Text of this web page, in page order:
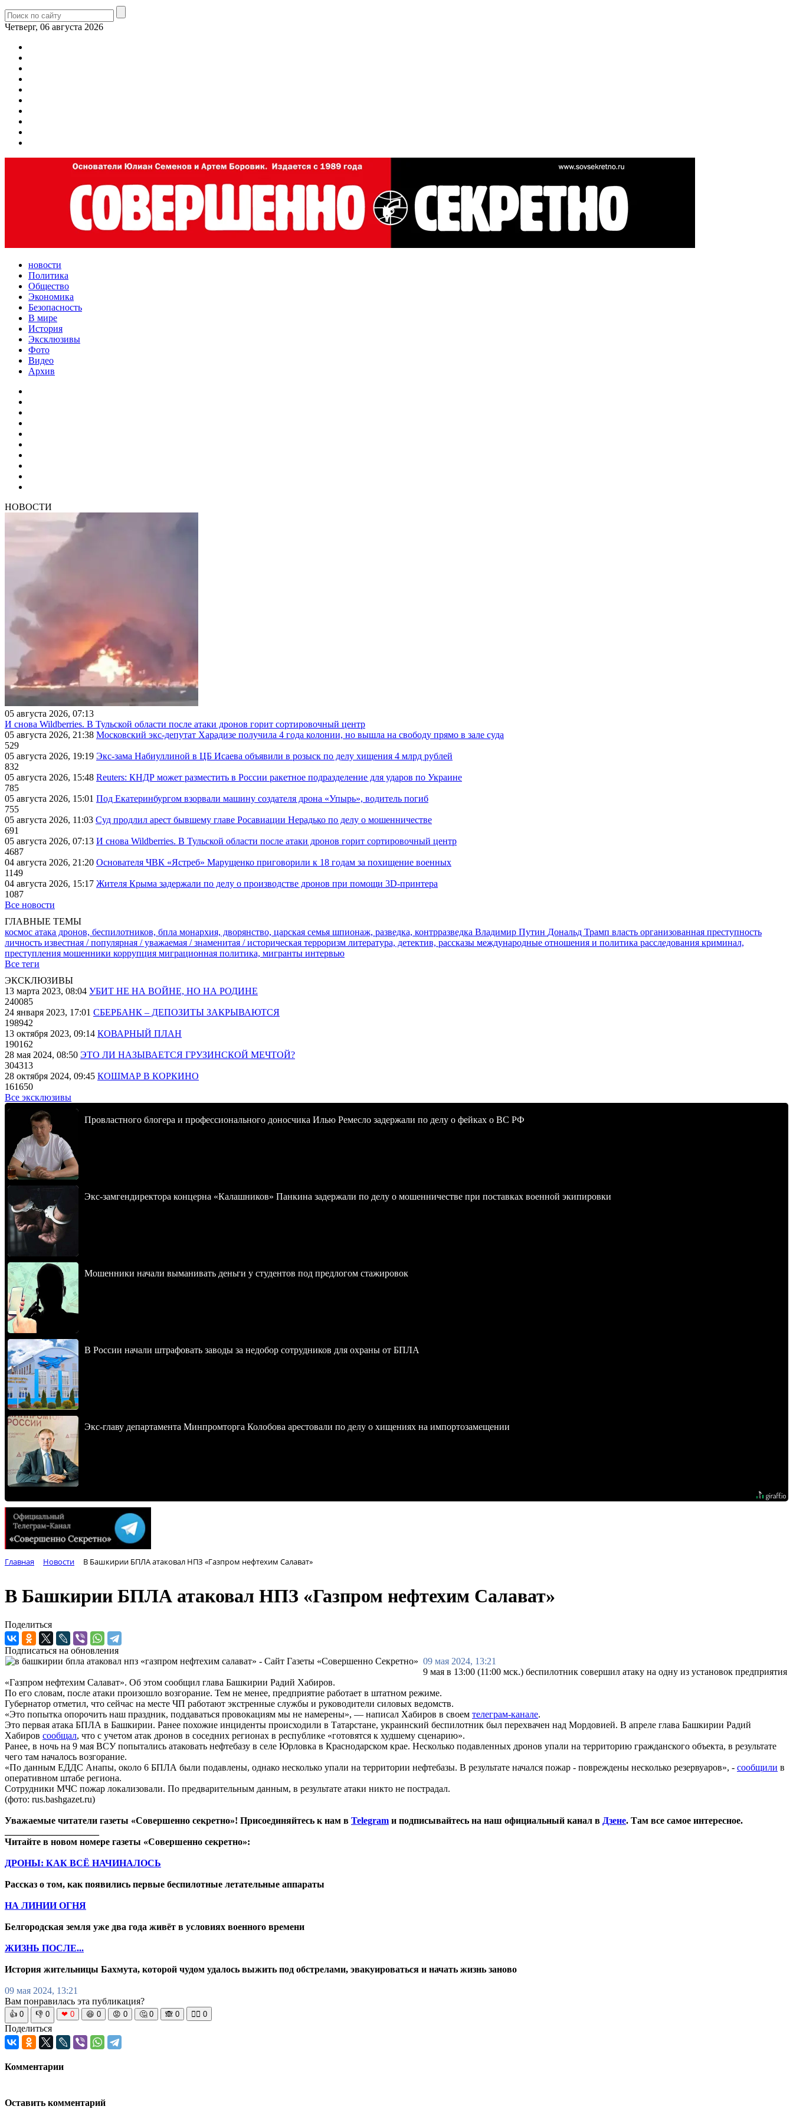
Четверг, 06 августа 2026
новости
Политика
Общество
Экономика
Безопасность
В мире
История
Эксклюзивы
Фото
Видео
Архив
НОВОСТИ
05 августа 2026, 07:13
И снова Wildberries. В Тульской области после атаки дронов горит сортировочный центр
05 августа 2026, 21:38 Московский экс-депутат Харадизе получила 4 года колонии, но вышла на свободу прямо в зале суда
529
05 августа 2026, 19:19 Экс-зама Набиуллиной в ЦБ Исаева объявили в розыск по делу хищения 4 млрд рублей
832
05 августа 2026, 15:48 Reuters: КНДР может разместить в России ракетное подразделение для ударов по Украине
785
05 августа 2026, 15:01 Под Екатеринбургом взорвали машину создателя дрона «Упырь», водитель погиб
755
05 августа 2026, 11:03 Суд продлил арест бывшему главе Росавиации Нерадько по делу о мошенничестве
691
05 августа 2026, 07:13 И снова Wildberries. В Тульской области после атаки дронов горит сортировочный центр
4687
04 августа 2026, 21:20 Основателя ЧВК «Ястреб» Марущенко приговорили к 18 годам за похищение военных
1149
04 августа 2026, 15:17 Жителя Крыма задержали по делу о производстве дронов при помощи 3D‑принтера
1087
Все новости
ГЛАВНЫЕ ТЕМЫ
космос атака дронов, беспилотников, бпла монархия, дворянство, царская семья шпионаж, разведка, контрразведка Владимир Путин Дональд Трамп власть организованная преступность
личность известная / популярная / уважаемая / знаменитая / историческая терроризм литература, детектив, рассказы международные отношения и политика расследования криминал,
преступления мошенники коррупция миграционная политика, мигранты интервью
Все теги
ЭКСКЛЮЗИВЫ
13 марта 2023, 08:04 УБИТ НЕ НА ВОЙНЕ, НО НА РОДИНЕ
240085
24 января 2023, 17:01 СБЕРБАНК – ДЕПОЗИТЫ ЗАКРЫВАЮТСЯ
198942
13 октября 2023, 09:14 КОВАРНЫЙ ПЛАН
190162
28 мая 2024, 08:50 ЭТО ЛИ НАЗЫВАЕТСЯ ГРУЗИНСКОЙ МЕЧТОЙ?
304313
28 октября 2024, 09:45 КОШМАР В КОРКИНО
161650
Все эксклюзивы
Провластного блогера и профессионального доносчика Илью Ремесло задержали по делу о фейках о ВС РФ
Экс-замгендиректора концерна «Калашников» Панкина задержали по делу о мошенничестве при поставках военной экипировки
Мошенники начали выманивать деньги у студентов под предлогом стажировок
В России начали штрафовать заводы за недобор сотрудников для охраны от БПЛА
Экс-главу департамента Минпромторга Колобова арестовали по делу о хищениях на импортозамещении
Главная Новости В Башкирии БПЛА атаковал НПЗ «Газпром нефтехим Салават»
В Башкирии БПЛА атаковал НПЗ «Газпром нефтехим Салават»
Поделиться
Подписаться на обновления
09 мая 2024, 13:21
9 мая в 13:00 (11:00 мск.) беспилотник совершил атаку на одну из установок предприятия
«Газпром нефтехим Салават». Об этом сообщил глава Башкирии Радий Хабиров.
По его словам, после атаки произошло возгорание. Тем не менее, предприятие работает в штатном режиме.
Губернатор отметил, что сейчас на месте ЧП работают экстренные службы и руководители силовых ведомств.
«Это попытка опорочить наш праздник, поддаваться провокациям мы не намерены», — написал Хабиров в своем телеграм-канале.
Это первая атака БПЛА в Башкирии. Ранее похожие инциденты происходили в Татарстане, украинский беспилотник был перехвачен над Мордовией. В апреле глава Башкирии Радий
Хабиров сообщал, что с учетом атак дронов в соседних регионах в республике «готовятся к худшему сценарию».
Ранее, в ночь на 9 мая ВСУ попытались атаковать нефтебазу в селе Юрловка в Краснодарском крае. Несколько подавленных дронов упали на территорию гражданского объекта, в результате
чего там началось возгорание.
«По данным ЕДДС Анапы, около 6 БПЛА были подавлены, однако несколько упали на территории нефтебазы. В результате начался пожар - повреждены несколько резервуаров», - сообщили в
оперативном штабе региона.
Сотрудники МЧС пожар локализовали. По предварительным данным, в результате атаки никто не пострадал.
(фото: rus.bashgazet.ru)
Уважаемые читатели газеты «Совершенно секретно»! Присоединяйтесь к нам в Telegram и подписывайтесь на наш официальный канал в Дзене. Там все самое интересное.
Читайте в новом номере газеты «Совершенно секретно»:
ДРОНЫ: КАК ВСЁ НАЧИНАЛОСЬ
Рассказ о том, как появились первые беспилотные летательные аппараты
НА ЛИНИИ ОГНЯ
Белгородская земля уже два года живёт в условиях военного времени
ЖИЗНЬ ПОСЛЕ...
История жительницы Бахмута, которой чудом удалось выжить под обстрелами, эвакуироваться и начать жизнь заново
09 мая 2024, 13:21
Вам понравилась эта публикация?
👍 0 👎 0 ❤ 0 😆 0 😡 0 🤔 0 🙈 0 🧘‍♀️ 0
Поделиться
Комментарии
Оставить комментарий